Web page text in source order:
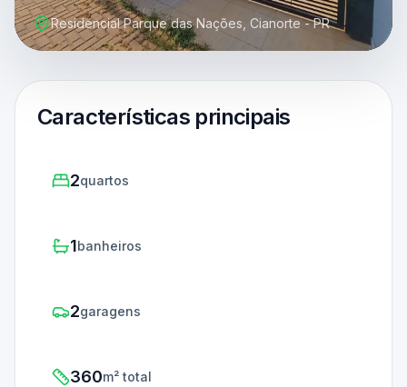
Residencial Parque das Nações, Cianorte - PR
Características principais
2quartos
1banheiros
2garagens
360m² total